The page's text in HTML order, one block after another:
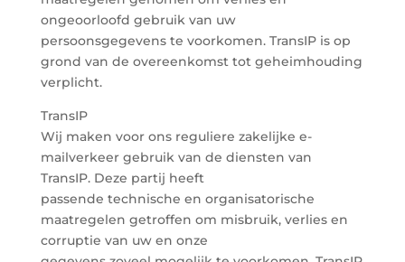
ongeoorloofd gebruik van uw
persoonsgegevens te voorkomen. TransIP is op
grond van de overeenkomst tot geheimhouding
verplicht.
TransIP
Wij maken voor ons reguliere zakelijke e-
mailverkeer gebruik van de diensten van
TransIP. Deze partij heeft
passende technische en organisatorische
maatregelen getroffen om misbruik, verlies en
corruptie van uw en onze